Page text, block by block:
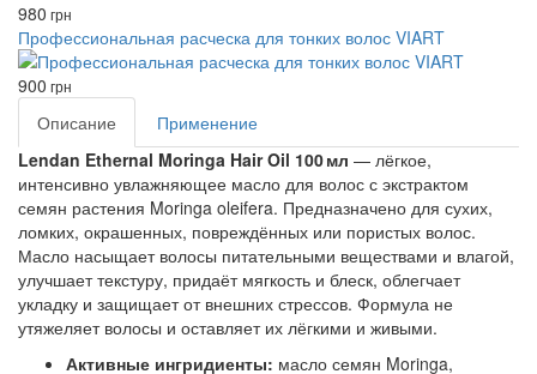
980 грн
Профессиональная расческа для тонких волос VIART
900 грн
Описание
Применение
Lendan Ethernal Moringa Hair Oil 100 мл — лёгкое,
интенсивно увлажняющее масло для волос с экстрактом
семян растения Moringa oleifera. Предназначено для сухих,
ломких, окрашенных, повреждённых или пористых волос.
Масло насыщает волосы питательными веществами и влагой,
улучшает текстуру, придаёт мягкость и блеск, облегчает
укладку и защищает от внешних стрессов. Формула не
утяжеляет волосы и оставляет их лёгкими и живыми.
Активные ингридиенты: масло семян Moringa,